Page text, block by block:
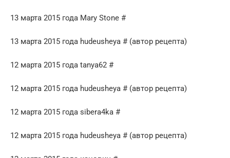
13 марта 2015 года Mary Stone #
13 марта 2015 года hudeusheya # (автор рецепта)
12 марта 2015 года tanya62 #
12 марта 2015 года hudeusheya # (автор рецепта)
12 марта 2015 года sibera4ka #
12 марта 2015 года hudeusheya # (автор рецепта)